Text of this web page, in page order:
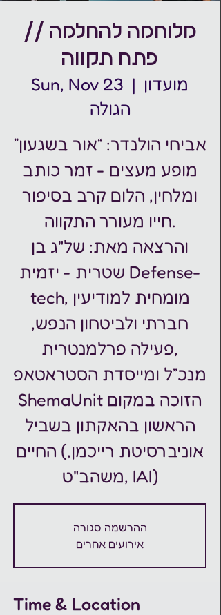
מלוחמה להחלמה //
פתח תקווה
Sun, Nov 23
  |
מועדון
הגולה
אביחי הולנדר: “אור בשגעון”
מופע מעצים - זמר כותב
ומלחין, הלום קרב בסיפור
חייו מעורר התקווה.
והרצאה מאת: של"ג בן
שטרית - יזמית Defense-
tech, מומחית למודיעין
חברתי ולביטחון הנפש,
פעילה פרלמנטרית,
מנכ״ל ומייסדת הסטראטאפ
ShemaUnit הזוכה במקום
הראשון בהאקתון בשביל
החיים (אוניברסיטת רייכמן,
משהב"ט, IAI)
ההרשמה סגורה
אירועים אחרים
Time & Location